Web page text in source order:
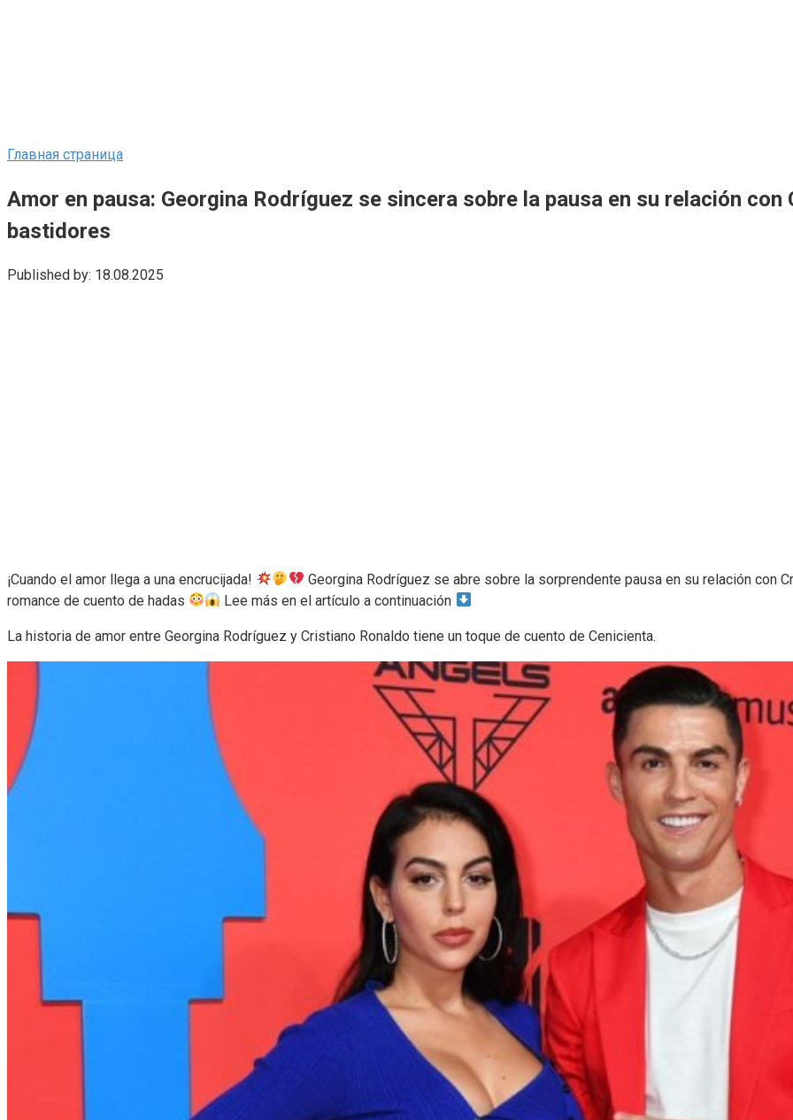
Главная страница
Amor en pausa: Georgina Rodríguez se sincera sobre la pausa en su relación
bastidores
Published by: 18.08.2025
¡Cuando el amor llega a una encrucijada!
Georgina Rodríguez se abre sobre la sorprendente pausa en su relación con
romance de cuento de hadas
Lee más en el artículo a continuación
La historia de amor entre Georgina Rodríguez y Cristiano Ronaldo tiene un toque de cuento de Cenicienta.